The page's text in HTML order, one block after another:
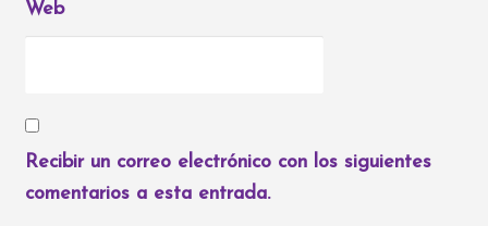
Web
Recibir un correo electrónico con los siguientes
comentarios a esta entrada.